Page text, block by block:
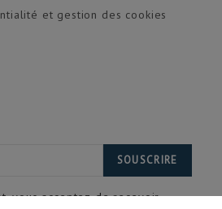
et gestion des cookies
SOUSCRIRE
vous acceptez de recevoir